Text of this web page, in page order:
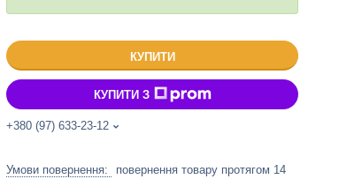
КУПИТИ
КУПИТИ З
+380 (97) 633-23-12
повернення товару протягом 14